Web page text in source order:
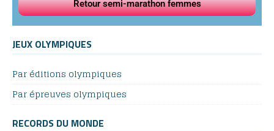
Retour semi-marathon femmes
JEUX OLYMPIQUES
Par éditions olympiques
Par épreuves olympiques
RECORDS DU MONDE